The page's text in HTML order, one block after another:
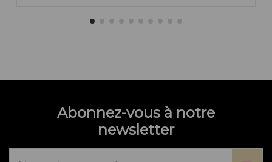
Abonnez-vous à notre
newsletter